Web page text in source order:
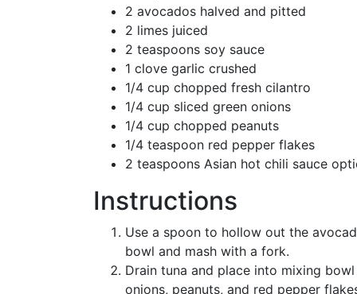
2 avocados halved and pitted
2 limes juiced
2 teaspoons soy sauce
1 clove garlic crushed
1/4 cup chopped fresh cilantro
1/4 cup sliced green onions
1/4 cup chopped peanuts
1/4 teaspoon red pepper flakes
2 teaspoons Asian hot chili sauce
Instructions
Use a spoon to hollow out the
bowl and mash with a fork.
Drain tuna and place into mixing
onions, peanuts, and red pepper